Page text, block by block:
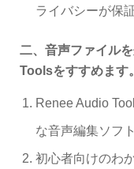
ライバシーが保
二、音声ファイル
Toolsをすすめます。
Renee Audio
な音声編集ソフ
初心者向けのわ